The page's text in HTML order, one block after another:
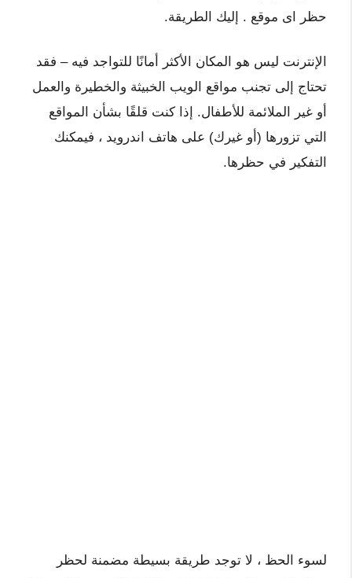
حظر اى موقع . إليك الطريقة.
الإنترنت ليس هو المكان الأكثر أمانًا للتواجد فيه – فقد
تحتاج إلى تجنب مواقع الويب الخبيثة والخطيرة والعمل
أو غير الملائمة للأطفال. إذا كنت قلقًا بشأن المواقع
التي تزورها (أو غيرك) على هاتف اندرويد ، فيمكنك
التفكير في حظرها.
لسوء الحظ ، لا توجد طريقة بسيطة مضمنة لحظر